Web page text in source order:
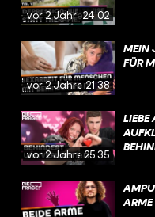
vor 2 Jahren24:02
vor 2 Jahren21:38
MEIN
FÜR
vor 2 Jahren25:35
LIEBE
ARME